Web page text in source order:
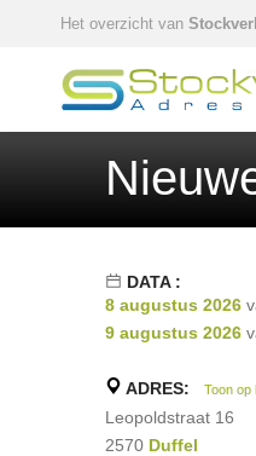
Het overzicht van
DATA :
8 augustus 2026
9 augustus 2026
ADRES: Toon op
Leopoldstraat 16
2570 Duffel